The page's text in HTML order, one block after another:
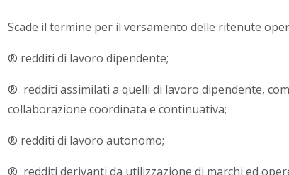
Scade il termine per il versamento delle ritenute
® redditi di lavoro dipendente;
® redditi assimilati a quelli di lavoro dipendente,
collaborazione coordinata e continuativa;
® redditi di lavoro autonomo;
® redditi derivanti da utilizzazione di marchi ed